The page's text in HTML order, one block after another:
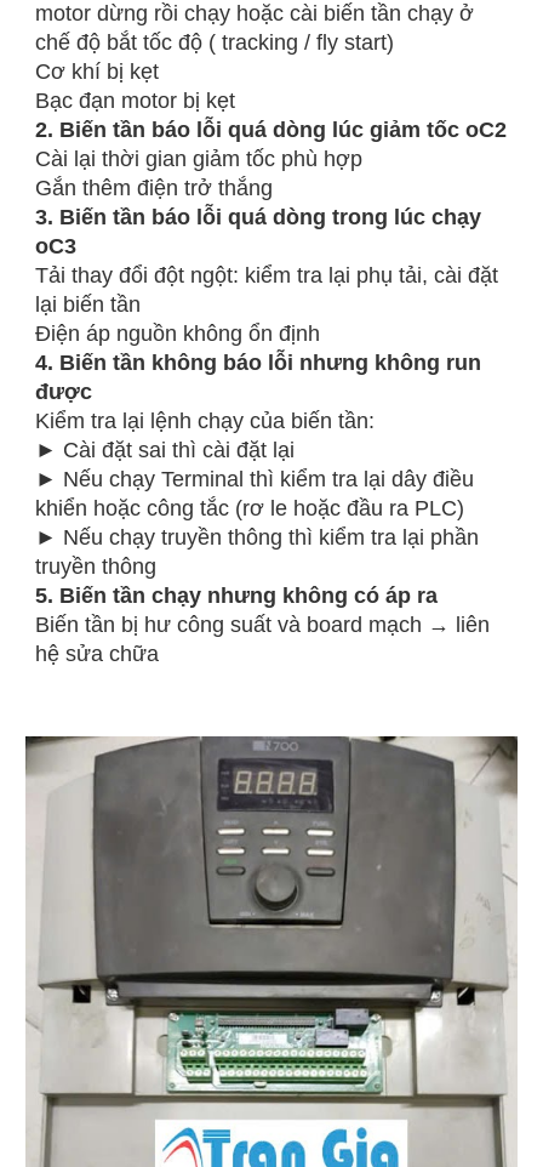
motor dừng rồi chạy hoặc cài biến tần chạy ở
chế độ bắt tốc độ ( tracking / fly start)
Cơ khí bị kẹt
Bạc đạn motor bị kẹt
2. Biến tần báo lỗi quá dòng lúc giảm tốc oC2
Cài lại thời gian giảm tốc phù hợp
Gắn thêm điện trở thắng
3. Biến tần báo lỗi quá dòng trong lúc chạy
oC3
Tải thay đổi đột ngột: kiểm tra lại phụ tải, cài đặt
lại biến tần
Điện áp nguồn không ổn định
4. Biến tần không báo lỗi nhưng không run
được
Kiểm tra lại lệnh chạy của biến tần:
► Cài đặt sai thì cài đặt lại
► Nếu chạy Terminal thì kiểm tra lại dây điều
khiển hoặc công tắc (rơ le hoặc đầu ra PLC)
► Nếu chạy truyền thông thì kiểm tra lại phần
truyền thông
5. Biến tần chạy nhưng không có áp ra
Biến tần bị hư công suất và board mạch → liên
hệ sửa chữa